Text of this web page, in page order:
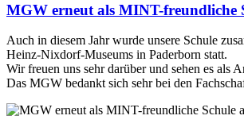
MGW erneut als MINT-freundliche
Auch in diesem Jahr wurde unsere Schule
Heinz-Nixdorf-Museums in Paderborn statt.
Wir freuen uns sehr darüber und sehen es
Das MGW bedankt sich sehr bei den